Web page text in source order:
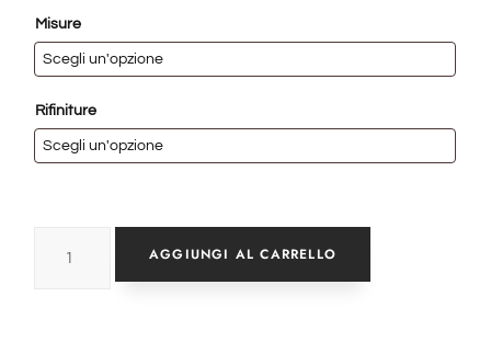
Misure
Rifiniture
AGGIUNGI AL CARRELLO